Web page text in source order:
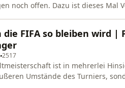
noch offen. Dazu ist dieses Mal
die FIFA so bleiben wird
2517
ist in mehrerlei
Umstände des Turniers,